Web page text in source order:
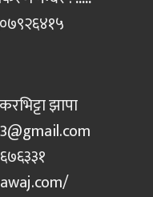
झापा